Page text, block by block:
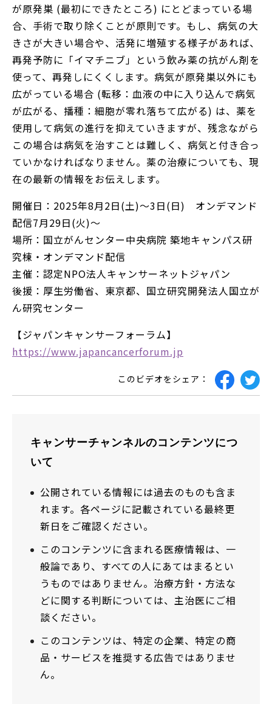
が原発巣 (最初にできたところ) にとどまっている場
合、手術で取り除くことが原則です。もし、病気の大
きさが大きい場合や、活発に増殖する様子があれば、
再発予防に「イマチニブ」という飲み薬の抗がん剤を
使って、再発しにくくします。病気が原発巣以外にも
広がっている場合 (転移：血液の中に入り込んで病気
が広がる、播種：細胞が零れ落ちて広がる) は、薬を
使用して病気の進行を抑えていきますが、残念ながら
この場合は病気を治すことは難しく、病気と付き合っ
ていかなければなりません。薬の治療についても、現
在の最新の情報をお伝えします。
開催日：2025年8月2日(土)～3日(日) オンデマンド
配信7月29日(火)～
場所：国立がんセンター中央病院 築地キャンパス研
究棟・オンデマンド配信
主催：認定NPO法人キャンサーネットジャパン
後援：厚生労働省、東京都、国立研究開発法人国立が
ん研究センター
【ジャパンキャンサーフォーラム】
https://www.japancancerforum.jp
このビデオをシェア：
キャンサーチャンネルのコンテンツにつ
いて
公開されている情報には過去のものも含ま
れます。各ページに記載されている最終更
新日をご確認ください。
このコンテンツに含まれる医療情報は、一
般論であり、すべての人にあてはまるとい
うものではありません。治療方針・方法な
どに関する判断については、主治医にご相
談ください。
このコンテンツは、特定の企業、特定の商
品・サービスを推奨する広告ではありませ
ん。